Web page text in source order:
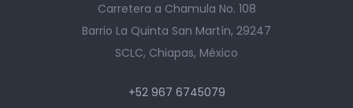
Carretera a Chamula No. 108
Barrio La Quinta San Martín, 29247
SCLC, Chiapas, México
+52 967 6745079